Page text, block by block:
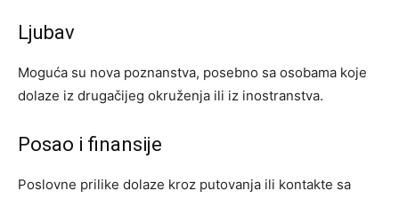
Ljubav
Moguća su nova poznanstva, posebno sa osobama koje
dolaze iz drugačijeg okruženja ili iz inostranstva.
Posao i finansije
Poslovne prilike dolaze kroz putovanja ili kontakte sa